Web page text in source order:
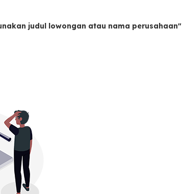
judul lowongan atau nama perusahaan"